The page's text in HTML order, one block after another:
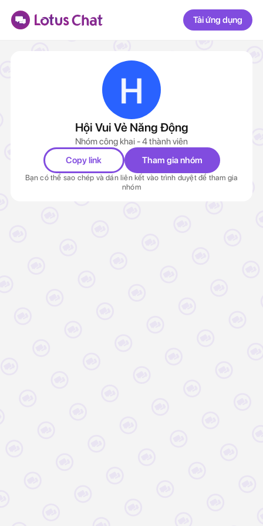
Tải ứng dụng
Hội Vui Vẻ Năng Động
Nhóm công khai - 4 thành viên
Copy link
Tham gia nhóm
Bạn có thể sao chép và dán liên kết vào trình duyệt để tham gia
nhóm